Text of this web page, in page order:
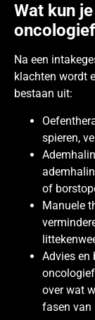
Wat kun
Na een
klachten wordt
bestaan uit:
spieren,
of
Manuele
Advies en
over wat
fasen van